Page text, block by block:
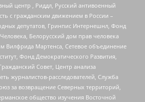
центр , Риддл, Русский антивоенный
с гражданским движением в России –
депутатов, Гринпис Интернешнл, Фонд
Белорусский дом прав человека
Вилфрида Мартенса, Сетевое объединение
Фонд Демократического Развития,
Совет, Центр анализа
журналистов-расследователей, Служба
за возвращение Северных территорий,
общество изучения Восточной